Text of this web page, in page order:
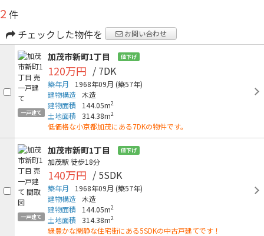
2 件
チェックした物件を
お問い合わせ
一戸建て
加茂市新町1丁目 値下げ
120万円 / 7DK
築年月 1968年09月 (築57年)
建物構造 木造
建物面積
144.05m2
土地面積 314.38m2
低価格な小京都加茂にある7DKの物件です。
一戸建て
加茂市新町1丁目 値下げ
加茂駅 徒歩18分
140万円 / 5SDK
築年月 1968年09月 (築57年)
建物構造 木造
建物面積
144.05m2
土地面積 314.38m2
緑豊かな閑静な住宅街にある5SDKの中古戸建てです！